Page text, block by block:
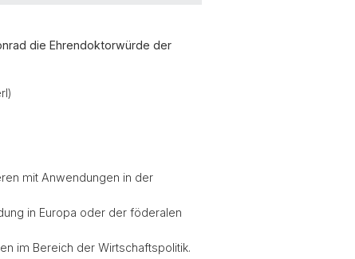
die Ehrendoktorwürde der
mit Anwendungen in der
in Europa oder der föderalen
im Bereich der Wirtschaftspolitik.